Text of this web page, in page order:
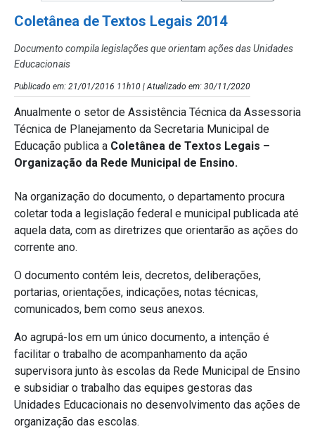
Coletânea de Textos Legais 2014
Documento compila legislações que orientam ações das Unidades
Educacionais
Publicado em: 21/01/2016 11h10 | Atualizado em: 30/11/2020
Anualmente o setor de Assistência Técnica da Assessoria
Técnica de Planejamento da Secretaria Municipal de
Educação publica a Coletânea de Textos Legais –
Organização da Rede Municipal de Ensino.
Na organização do documento, o departamento procura
coletar toda a legislação federal e municipal publicada até
aquela data, com as diretrizes que orientarão as ações do
corrente ano.
O documento contém leis, decretos, deliberações,
portarias, orientações, indicações, notas técnicas,
comunicados, bem como seus anexos.
Ao agrupá-los em um único documento, a intenção é
facilitar o trabalho de acompanhamento da ação
supervisora junto às escolas da Rede Municipal de Ensino
e subsidiar o trabalho das equipes gestoras das
Unidades Educacionais no desenvolvimento das ações de
organização das escolas.